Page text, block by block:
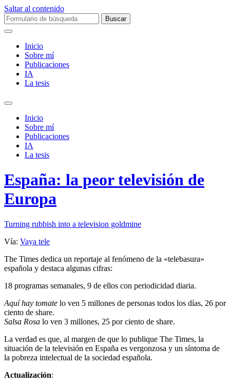
Saltar al contenido
Buscar:
Inicio
Sobre mí­
Publicaciones
IA
La tesis
Alternar
campo
búsqueda
Inicio
Sobre mí­
Publicaciones
IA
La tesis
España: la peor televisión de
Europa
Turning rubbish into a television goldmine
Vía: Vaya tele
The Times dedica un reportaje al fenómeno de la «telebasura»
española y destaca algunas cifras:
18 programas semanales, 9 de ellos con periodicidad diaria.
Aquí hay tomate lo ven 5 millones de personas todos los días, 26 por
ciento de share.
Salsa Rosa lo ven 3 millones, 25 por ciento de share.
La verdad es que, al margen de que lo publique The Times, la
situación de la televisión en España es vergonzosa y un síntoma de
la pobreza intelectual de la sociedad española.
Actualización: